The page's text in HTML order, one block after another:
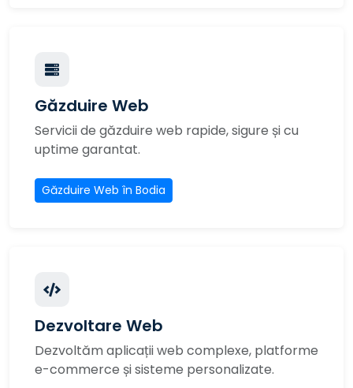
Găzduire Web
Servicii de găzduire web rapide, sigure și cu
uptime garantat.
Găzduire Web în Bodia
Dezvoltare Web
Dezvoltăm aplicații web complexe, platforme
e-commerce și sisteme personalizate.